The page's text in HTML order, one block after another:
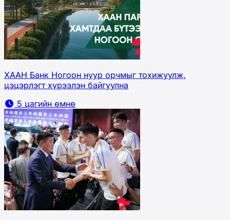
ХААН Банк Ногоон нуур орчмыг тохижуулж,
цэцэрлэгт хүрээлэн байгуулна
5 цагийн өмнө